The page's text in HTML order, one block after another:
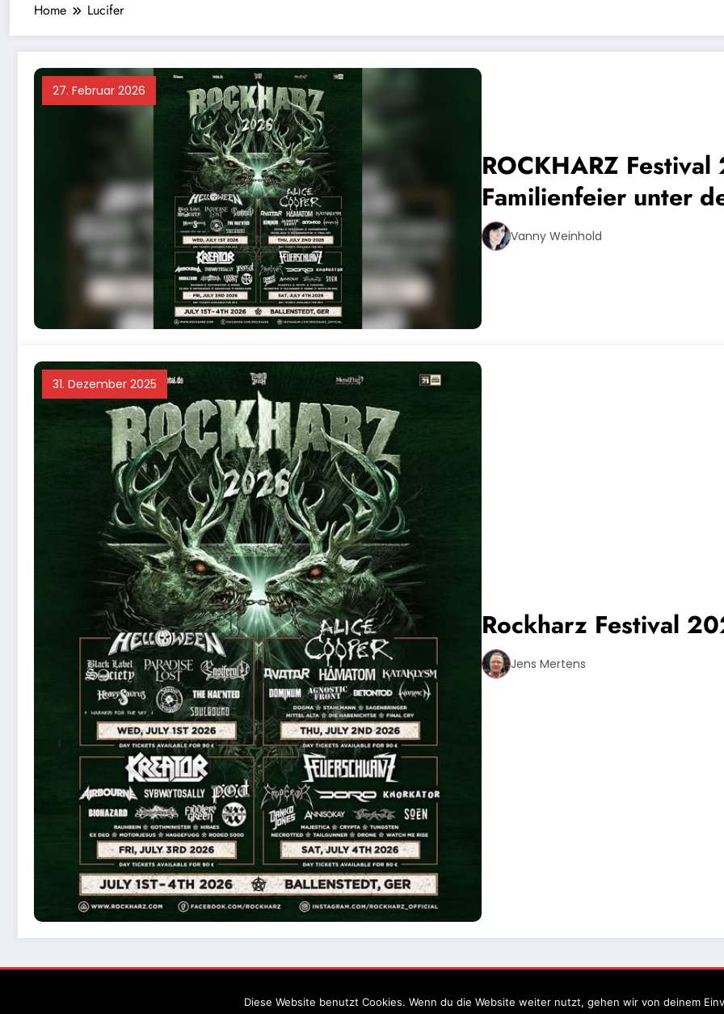
Home Lucifer
27. Februar 2026
ROCKHARZ
Familienfeier unter
Vanny Weinhold
31. Dezember 2025
Rockharz Festival
Jens Mertens
Impressum Datenschutz
Diese Website benutzt Cookies. Wenn du die Website weiter nutzt, gehen wir von deinem